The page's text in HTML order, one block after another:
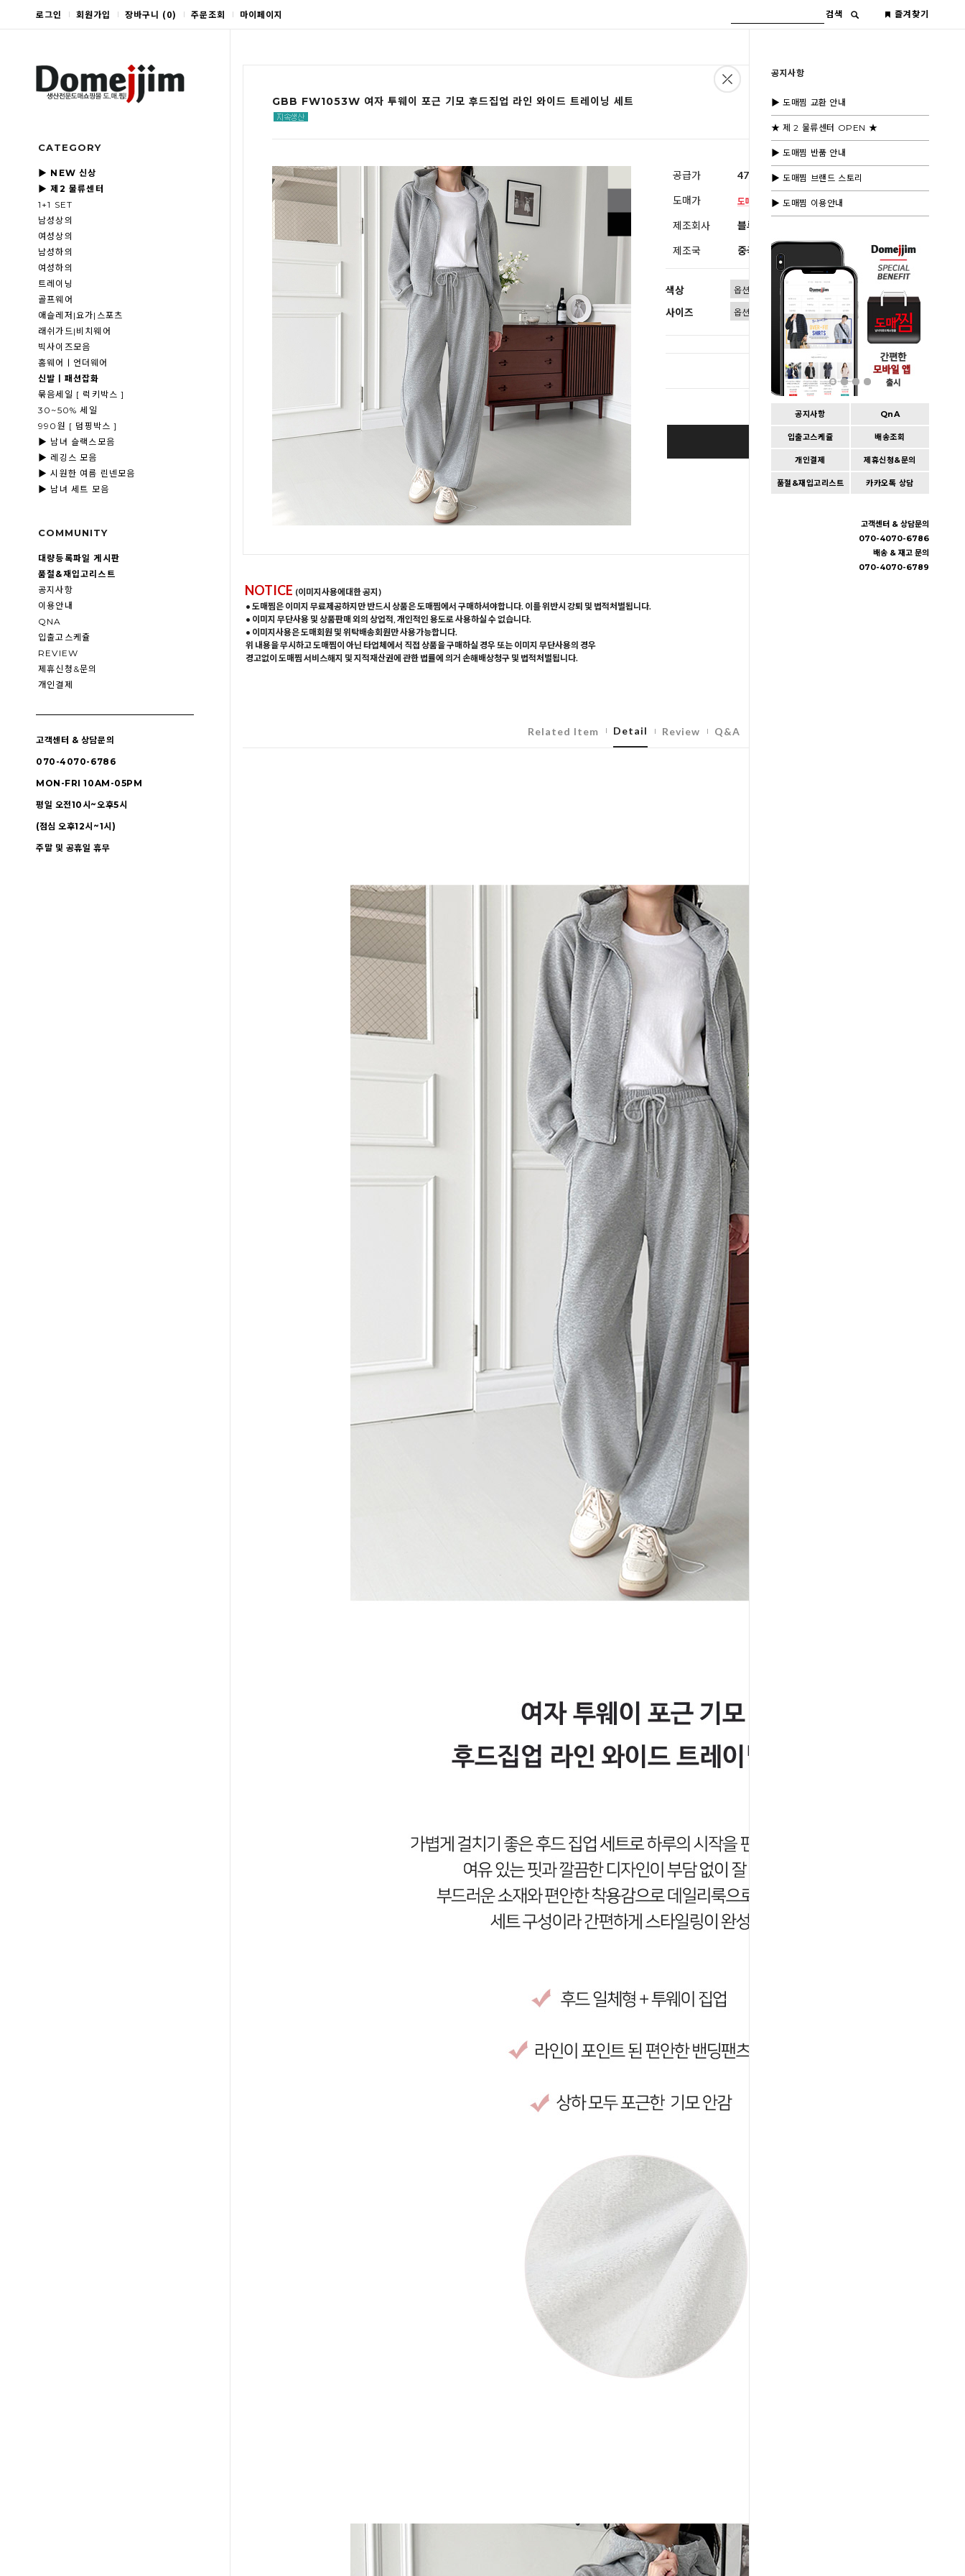
로그인 회원가입 장바구니 (0) 주문조회 마이페이지 검색 즐겨찾기
CATEGORY
▶ NEW 신상
▶ 제2 물류센터
1+1 SET
남성상의
여성상의
남성하의
여성하의
트레이닝
골프웨어
애슬레저|요가|스포츠
래쉬가드|비치웨어
빅사이즈모음
홈웨어ㅣ언더웨어
신발ㅣ패션잡화
묶음세일 [ 럭키박스 ]
30~50% 세일
990원 [ 덤핑박스 ]
▶ 남녀 슬랙스모음
▶ 레깅스 모음
▶ 시원한 여름 린넨모음
▶ 남녀 세트 모음
COMMUNITY
대량등록파일 게시판
품절&재입고리스트
공지사항
이용안내
QNA
입출고스케쥴
REVIEW
제휴신청&문의
개인결제
고객센터 & 상담문의
070-4070-6786
MON-FRI 10AM-05PM
평일 오전10시~오후5시
(점심 오후12시~1시)
주말 및 공휴일 휴무
공지사항
▶ 도매찜 교환 안내
★ 제 2 물류센터 OPEN ★
▶ 도매찜 반품 안내
▶ 도매찜 브랜드 스토리
▶ 도매찜 이용안내
공지사항 QnA
입출고스케쥴 배송조회
개인결제 제휴신청&문의
품절&재입고리스트 카카오톡 상담
고객센터 & 상담문의
070-4070-6786
배송 & 재고 문의
070-4070-6789
GBB FW1053W 여자 투웨이 포근 기모 후드집업 라인 와이드 트레이닝 세트
공급가 47,000원 (부가세별도)
도매가
제조회사 블루모드 제휴사
제조국 중국
색상
사이즈
BUY IT NOW
Cart | Wishlist
NOTICE (이미지사용에대한 공지)
• 도매찜은 이미지 무료제공하지만 반드시 상품은 도매찜에서 구매하셔야합니다. 이를 위반시 강퇴 및 법적처벌됩니다.
• 이미지 무단사용 및 상품판매 외의 상업적, 개인적인 용도로 사용하실 수 없습니다.
• 이미지사용은 도매회원 및 위탁배송회원만 사용가능합니다.
위 내용을 무시하고 도매찜이 아닌 타업체에서 직접 상품을 구매하실 경우 또는 이미지 무단사용의 경우
경고없이 도매찜 서비스해지 및 지적재산권에 관한 법률에 의거 손해배상청구 및 법적처벌됩니다.
Related Item Detail Review Q&A